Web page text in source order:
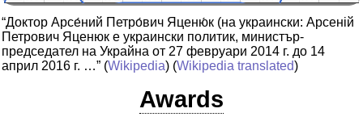
“Доктор Арсе́ний Петро́вич Яценю́к (на украински: Арсеній
Петрович Яценюк е украински политик, министър-
председател на Украйна от 27 февруари 2014 г. до 14
април 2016 г. …” (Wikipedia) (Wikipedia translated)
Awards